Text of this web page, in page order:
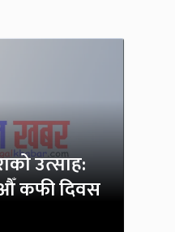
उत्साह:
औँ कफी दिवस